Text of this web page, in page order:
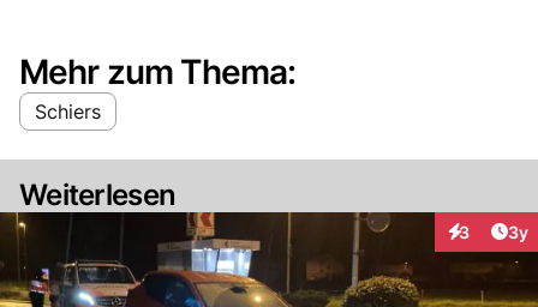
Mehr zum Thema:
Schiers
Weiterlesen
3 3y